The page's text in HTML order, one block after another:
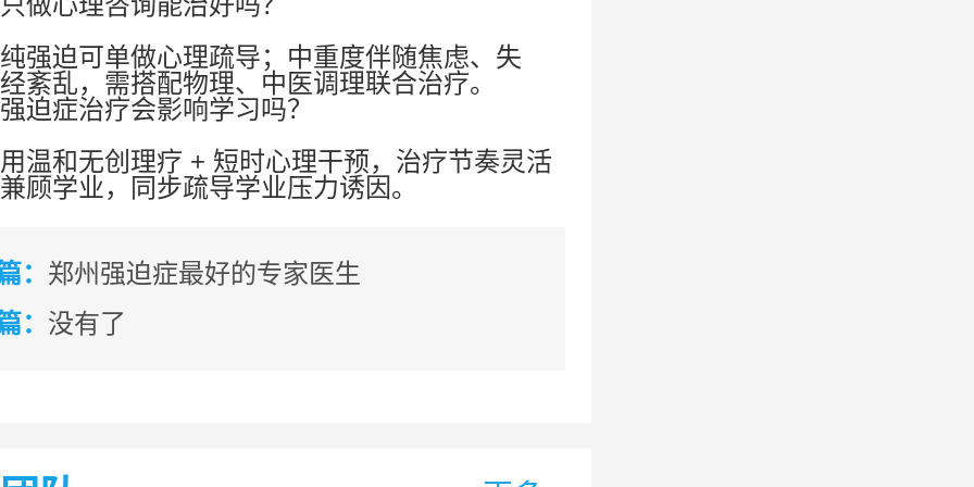
强迫可单做心理疏导；中重度伴随焦虑、失
紊乱，需搭配物理、中医调理联合治疗。
迫症治疗会影响学习吗？
温和无创理疗 + 短时心理干预，治疗节奏灵活
顾学业，同步疏导学业压力诱因。
： 郑州强迫症最好的专家医生
： 没有了